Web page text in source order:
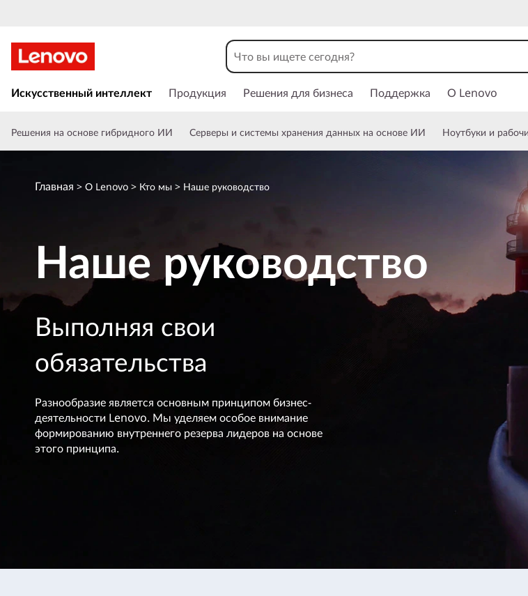
ш
р
д
е
й
т
м
Искусственный интеллект Продукция Решения для бизнеса Поддержка О Lenovo
Решения на основе гибридного ИИ Серверы и системы хранения данных на основе ИИ Ноутбуки и
Главная > О Lenovo > Кто мы > Наше руководство
Наше руководство
Выполняя свои
обязательства
Разнообразие является основным принципом бизнес-
деятельности Lenovo. Мы уделяем особое внимание
формированию внутреннего резерва лидеров на основе
этого принципа.